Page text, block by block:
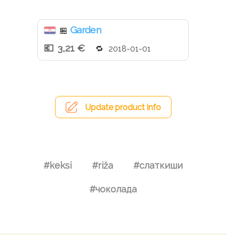
🏪 Garden
3,21 €
2018-01-01
Update product info
#keksi #riža #слаткиши
#чоколада